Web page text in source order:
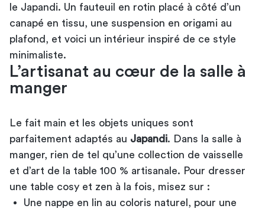
le Japandi. Un fauteuil en rotin placé à côté d’un
canapé en tissu, une suspension en origami au
plafond, et voici un intérieur inspiré de ce style
minimaliste.
L’artisanat au cœur de la salle à
manger
Le fait main et les objets uniques sont
parfaitement adaptés au Japandi. Dans la salle à
manger, rien de tel qu’une collection de vaisselle
et d’art de la table 100 % artisanale. Pour dresser
une table cosy et zen à la fois, misez sur :
Une nappe en lin au coloris naturel, pour une